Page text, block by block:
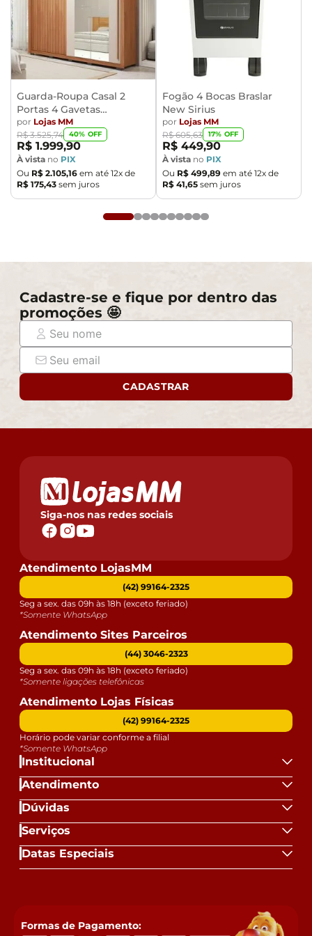
acompanham objetos de decoração e eletrônicos.
- Ao receber a mercadoria, o cliente deve verificar as
condições da embalagem, caso haja alguma avaria não
assine o comprovante de recebimento.
- Montagem, desmontagem e outras instalações serão
de responsabilidade do cliente. Não nos
responsabilizamos, no ato da entrega, por subir
escadas/elevadores ou pelo transporte por guincho em
apartamentos. Eventuais despesas são de
responsabilidade do comprador.
- Confira as dimensões do produto e certifique-se de
que passará normalmente por supostos elevadores,
Guarda-Roupa Casal 2
Portas 4 Gavetas
Caemmun Moviment
por Lojas MM
R$ 3.525,74 40% OFF
R$ 1.999,90
À vista no PIX
Ou R$ 2.105,16 em até 12x de
R$ 175,43 sem juros
Fogão 4 Bocas Braslar
New Sirius
por Lojas MM
R$ 605,63 17% OFF
R$ 449,90
À vista no PIX
Ou R$ 499,89 em até 12x de
R$ 41,65 sem juros
Cadastre-se e fique por dentro das
promoções 🤩
CADASTRAR
Siga-nos nas redes sociais
Institucional
Atendimento
Dúvidas
Serviços
Datas Especiais
Atendimento LojasMM
(42) 99164-2325
Seg a sex. das 09h às 18h (exceto feriado)
*Somente WhatsApp
Atendimento Sites Parceiros
(44) 3046-2323
Seg a sex. das 09h às 18h (exceto feriado)
*Somente ligações telefônicas
Atendimento Lojas Físicas
(42) 99164-2325
Horário pode variar conforme a filial
*Somente WhatsApp
Formas de Pagamento: